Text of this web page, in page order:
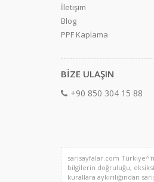
İletişim
Blog
PPF Kaplama
BİZE ULAŞIN
+90 850 304 15 88
sarisayfalar.com
bilgilerin doğruluğu,
kurallara aykırılığından